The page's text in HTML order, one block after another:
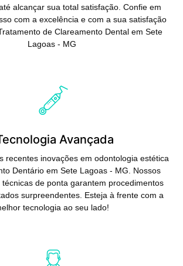
alcançar sua total satisfação. Confie em
com a excelência e com a sua satisfação
de Clareamento Dental em Sete
Lagoas - MG
Avançada
recentes inovações em odontologia estética
Dentário em Sete Lagoas - MG. Nossos
de ponta garantem procedimentos
surpreendentes. Esteja à frente com a
tecnologia ao seu lado!